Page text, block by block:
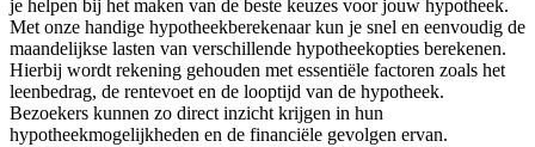
je helpen bij het maken van de beste keuzes voor jouw hypotheek.
Met onze handige hypotheekberekenaar kun je snel en eenvoudig de
maandelijkse lasten van verschillende hypotheekopties berekenen.
Hierbij wordt rekening gehouden met essentiële factoren zoals het
leenbedrag, de rentevoet en de looptijd van de hypotheek.
Bezoekers kunnen zo direct inzicht krijgen in hun
hypotheekmogelijkheden en de financiële gevolgen ervan.